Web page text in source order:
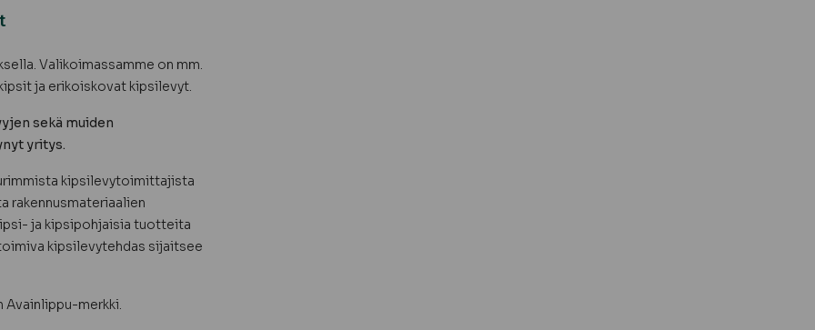
Valikoimassamme on mm.
ja erikoiskovat kipsilevyt.
sekä muiden
yritys.
kipsilevytoimittajista
rakennusmateriaalien
ja kipsipohjaisia tuotteita
kipsilevytehdas sijaitsee
Avainlippu-merkki.